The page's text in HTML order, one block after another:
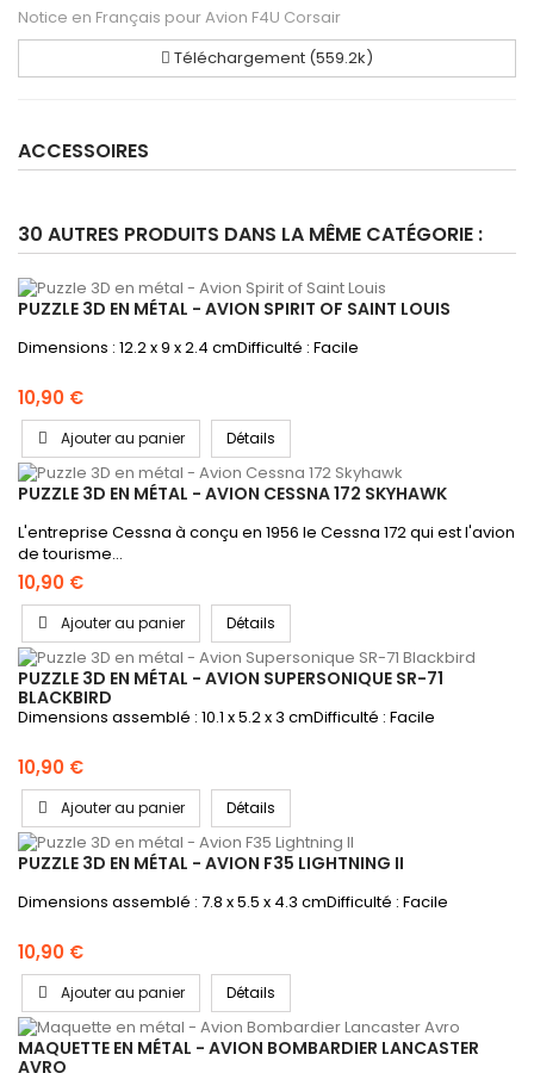
Notice en Français pour Avion F4U Corsair
Téléchargement (559.2k)
ACCESSOIRES
30 AUTRES PRODUITS DANS LA MÊME CATÉGORIE :
PUZZLE 3D EN MÉTAL - AVION SPIRIT OF SAINT LOUIS
Dimensions : 12.2 x 9 x 2.4 cmDifficulté : Facile
10,90 €
Ajouter au panier Détails
PUZZLE 3D EN MÉTAL - AVION CESSNA 172 SKYHAWK
L'entreprise Cessna à conçu en 1956 le Cessna 172 qui est l'avion
de tourisme...
10,90 €
Ajouter au panier Détails
PUZZLE 3D EN MÉTAL - AVION SUPERSONIQUE SR-71
BLACKBIRD
Dimensions assemblé : 10.1 x 5.2 x 3 cmDifficulté : Facile
10,90 €
Ajouter au panier Détails
PUZZLE 3D EN MÉTAL - AVION F35 LIGHTNING II
Dimensions assemblé : 7.8 x 5.5 x 4.3 cmDifficulté : Facile
10,90 €
Ajouter au panier Détails
MAQUETTE EN MÉTAL - AVION BOMBARDIER LANCASTER
AVRO